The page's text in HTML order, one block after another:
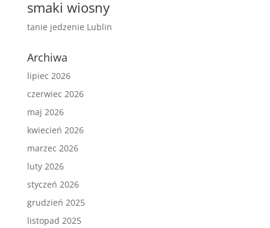
smaki wiosny
tanie jedzenie Lublin
Archiwa
lipiec 2026
czerwiec 2026
maj 2026
kwiecień 2026
marzec 2026
luty 2026
styczeń 2026
grudzień 2025
listopad 2025